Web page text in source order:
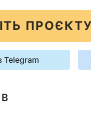
ПРОЄКТУ
Telegram